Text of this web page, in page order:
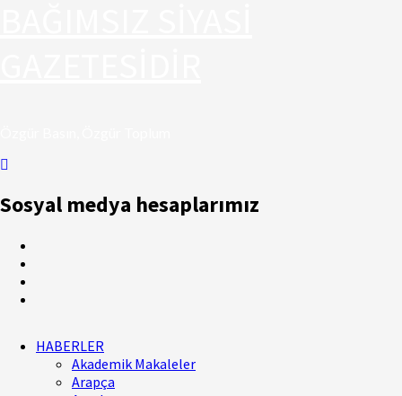
Sosyal medya hesaplarımız
HABERLER
Akademik Makaleler
Arapça